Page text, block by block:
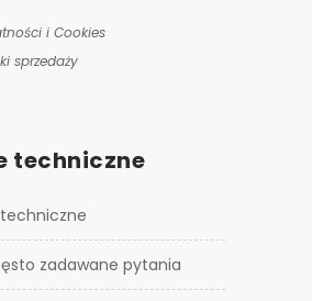
i Cookies
sprzedaży
techniczne
zadawane pytania